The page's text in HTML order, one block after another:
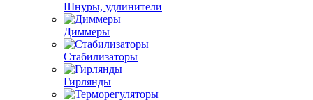
Шнуры, удлинители
Диммеры
Стабилизаторы
Гирлянды